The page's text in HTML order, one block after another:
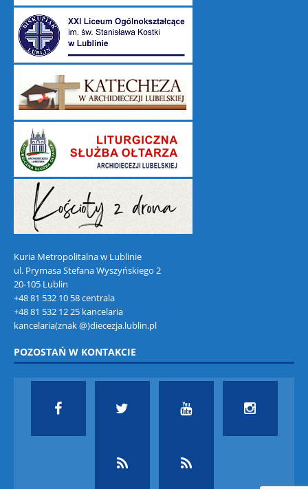
Kuria Metropolitalna w Lublinie
ul. Prymasa Stefana Wyszyńskiego 2
20-105 Lublin
+48 81 532 10 58 centrala
+48 81 532 12 25 kancelaria
kancelaria(znak @)diecezja.lublin.pl
POZOSTAŃ W KONTAKCIE